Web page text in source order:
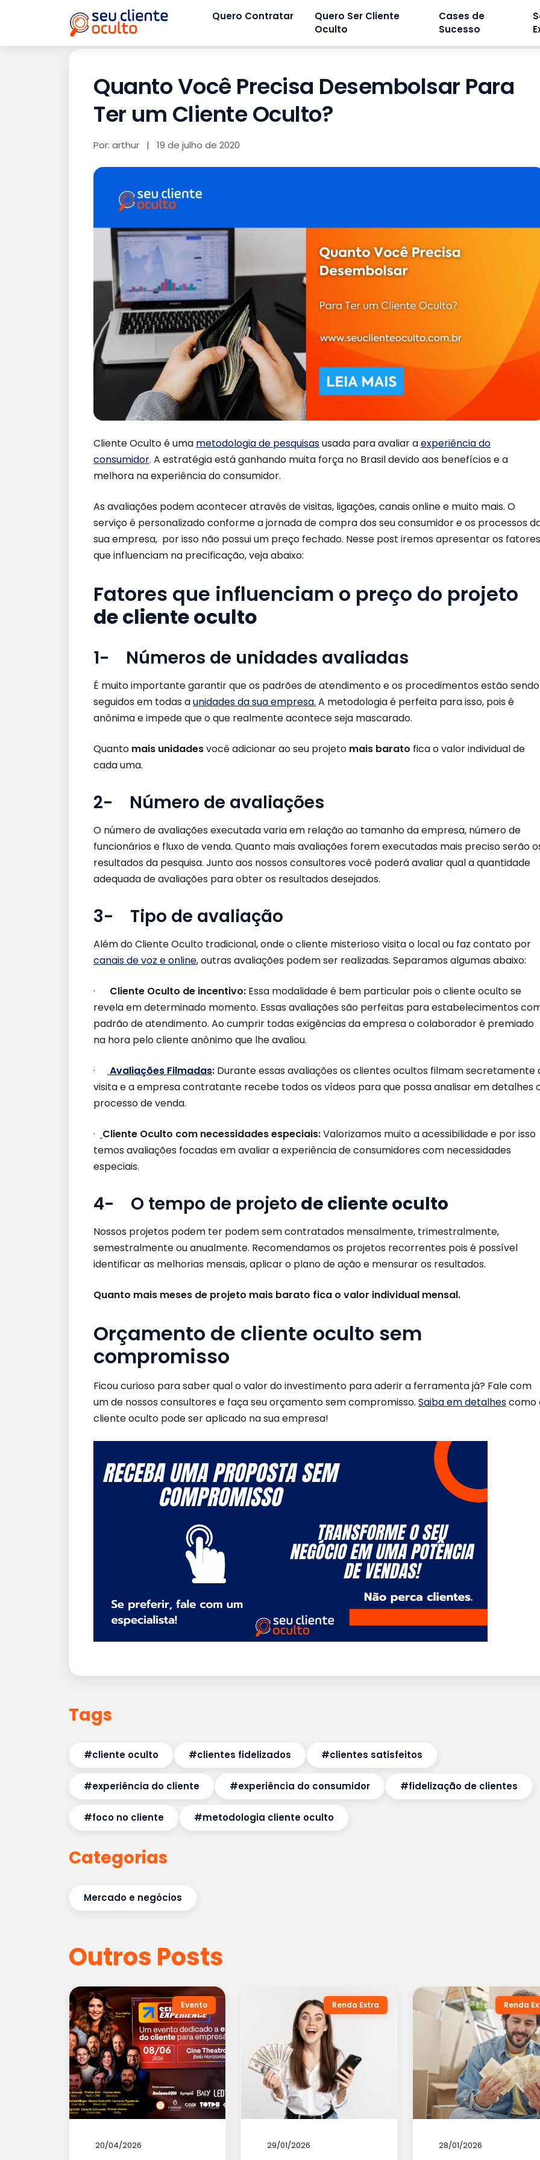
Quero Contratar
Quero Ser Cliente
Oculto
Cases de
Sucesso
Quanto Você Precisa Desembolsar Para
Ter um Cliente Oculto?
Por: arthur | 19 de julho de 2020
Cliente Oculto é uma metodologia de pesquisasusada para avaliar aexperiência do
consumidor. A estratégia está ganhando muita força no Brasil devido aos benefícios e a
melhora na experiência do consumidor.
As avaliações podem acontecer através de visitas, ligações, canais online e muito mais. O
serviço é personalizado conforme a jornada de compra dos seu consumidor e os processos
sua empresa, por isso não possui um preço fechado. Nesse post iremos apresentar os fatores
que influenciam na precificação, veja abaixo:
Fatores que influenciam o preço do projeto
de cliente oculto
1- Números de unidades avaliadas
É muito importante garantir que os padrões de atendimento e os procedimentos estão sendo
seguidos em todas aunidades da sua empresa. A metodologia é perfeita para isso, pois é
anônima e impede que o que realmente acontece seja mascarado.
Quanto mais unidadesvocê adicionar ao seu projeto mais barato fica o valor individual de
cada uma.
2- Número de avaliações
O número de avaliações executada varia em relação ao tamanho da empresa, número de
funcionários e fluxo de venda. Quanto mais avaliações forem executadas mais preciso serão
resultados da pesquisa. Junto aos nossos consultores você poderá avaliar qual a quantidade
adequada de avaliações para obter os resultados desejados.
3- Tipo de avaliação
Além do Cliente Oculto tradicional, onde o cliente misterioso visita o local ou faz contato por
canais de voz e online, outras avaliações podem ser realizadas. Separamos algumas abaixo:
· Cliente Oculto de incentivo: Essa modalidade é bem particular pois o cliente oculto se
revela em determinado momento. Essas avaliações são perfeitas para estabelecimentos
padrão de atendimento. Ao cumprir todas exigências da empresa o colaborador é premiado
na hora pelo cliente anônimo que lhe avaliou.
· Avaliações Filmadas: Durante essas avaliações os clientes ocultos filmam secretamente
visita e a empresa contratante recebe todos os vídeos para que possa analisar em detalhes
processo de venda.
· Cliente Oculto com necessidades especiais:Valorizamos muito a acessibilidade e por isso
temos avaliações focadas em avaliar a experiência de consumidores com necessidades
especiais.
4- O tempo de projeto de cliente oculto
Nossos projetos podem ter podem sem contratados mensalmente, trimestralmente,
semestralmente ou anualmente. Recomendamos os projetos recorrentes pois é possível
identificar as melhorias mensais, aplicar o plano de ação e mensurar os resultados.
Quanto mais meses de projeto mais barato fica o valor individual mensal.
Orçamento de cliente oculto sem
compromisso
Ficou curioso para saber qual o valor do investimento para aderir a ferramenta já? Fale com
um de nossos consultores e faça seu orçamento sem compromisso. Saiba em detalhescomo
cliente oculto pode ser aplicado na sua empresa!
Tags
#cliente oculto #clientes fidelizados #clientes satisfeitos
#experiência do cliente #experiência do consumidor #fidelização de clientes
#foco no cliente #metodologia cliente oculto
Categorias
Mercado e negócios
Outros Posts
Evento
20/04/2026
Renda Extra
29/01/2026
Renda
28/01/2026